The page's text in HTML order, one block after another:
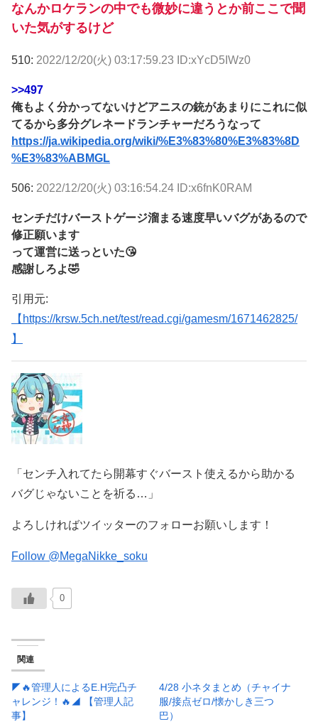
なんかロケランの中でも微妙に違うとか前ここで聞
いた気がするけど
510: 2022/12/20(火) 03:17:59.23 ID:xYcD5IWz0
>>497
俺もよく分かってないけどアニスの銃があまりにこれに似
てるから多分グレネードランチャーだろうなって
https://ja.wikipedia.org/wiki/%E3%83%80%E3%83%8D
%E3%83%ABMGL
506: 2022/12/20(火) 03:16:54.24 ID:x6fnK0RAM
センチだけバーストゲージ溜まる速度早いバグがあるので
修正願います
って運営に送っといた😘
感謝しろよ🤣
引用元:
【https://krsw.5ch.net/test/read.cgi/gamesm/1671462825/
】
「センチ入れてたら開幕すぐバースト使えるから助かる
バグじゃないことを祈る…」
よろしければツイッターのフォローお願いします！
Follow @MegaNikke_soku
0
関連
◤🔥管理人によるE.H完凸チ
ャレンジ！🔥◢ 【管理人記
事】
4/28 小ネタまとめ（チャイナ
服/接点ゼロ/懐かしき三つ
巴）